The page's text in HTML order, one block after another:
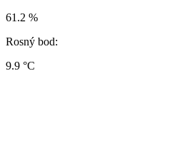
61.2 %
Rosný bod:
9.9 °C